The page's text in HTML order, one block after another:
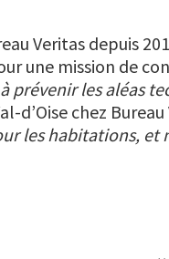
Veritas depuis
une mission de
prévenir les aléas
d’Oise chez Bureau
les habitations,